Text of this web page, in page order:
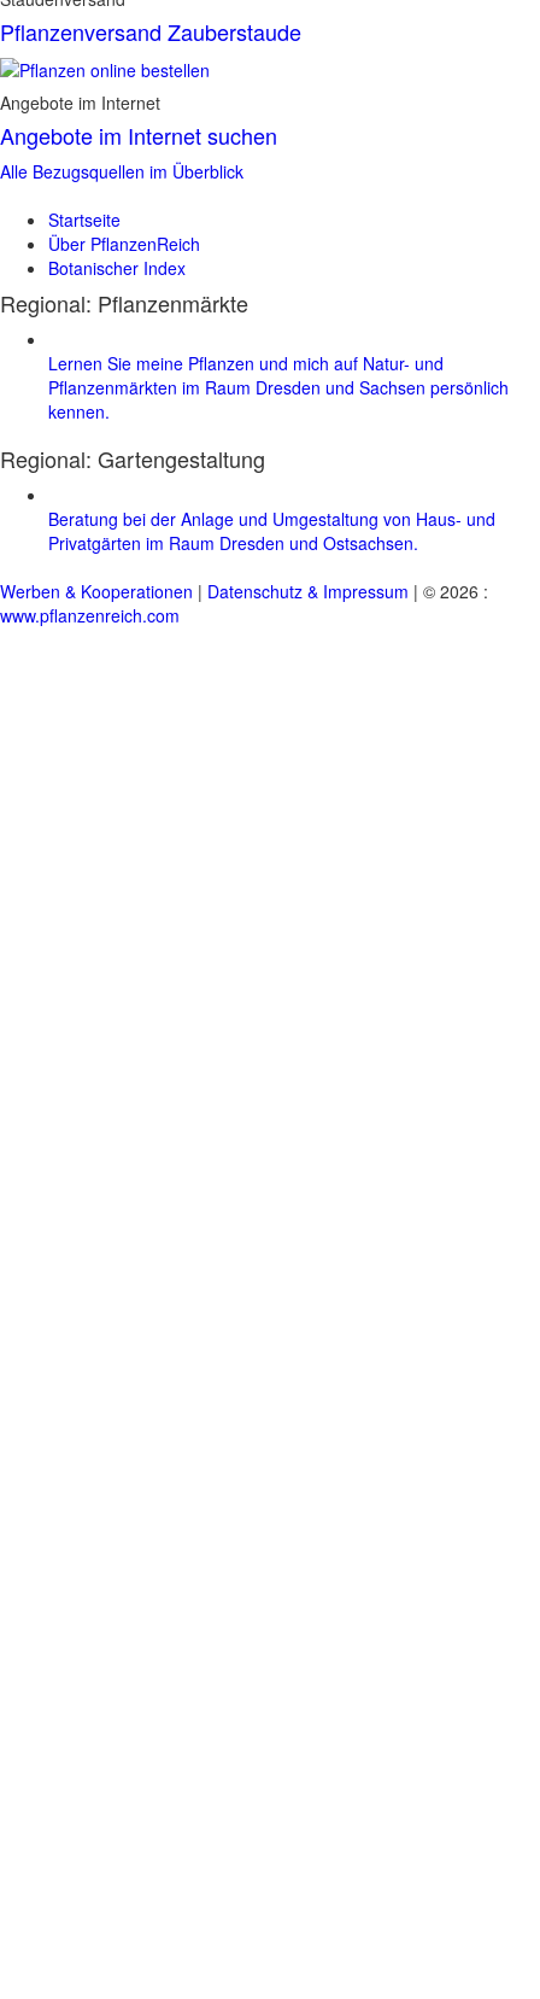
Pflanzenversand Zauberstaude
Angebote im Internet
Angebote im Internet suchen
Alle Bezugsquellen im Überblick
Startseite
Über PflanzenReich
Botanischer Index
Regional: Pflanzenmärkte
Lernen Sie meine Pflanzen und mich auf Natur- und
Pflanzenmärkten im Raum Dresden und Sachsen persönlich
kennen.
Regional: Gartengestaltung
Beratung bei der Anlage und Umgestaltung von Haus- und
Privatgärten im Raum Dresden und Ostsachsen.
Werben & Kooperationen | Datenschutz & Impressum | © 2026 :
www.pflanzenreich.com